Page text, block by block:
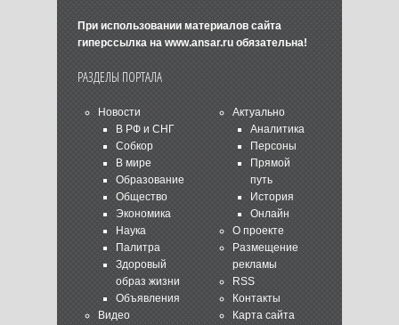
При использовании материалов сайта
гиперссылка на www.ansar.ruобязательна!
РАЗДЕЛЫ ПОРТАЛА
Новости
В РФ и СНГ
Собкор
В мире
Образование
Общество
Экономика
Наука
Палитра
Здоровый
образ жизни
Объявления
Видео
Актуально
Аналитика
Персоны
Прямой
путь
История
Онлайн
О проекте
Размещение
рекламы
RSS
Контакты
Карта сайта